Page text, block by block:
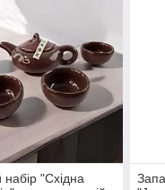
"Східна